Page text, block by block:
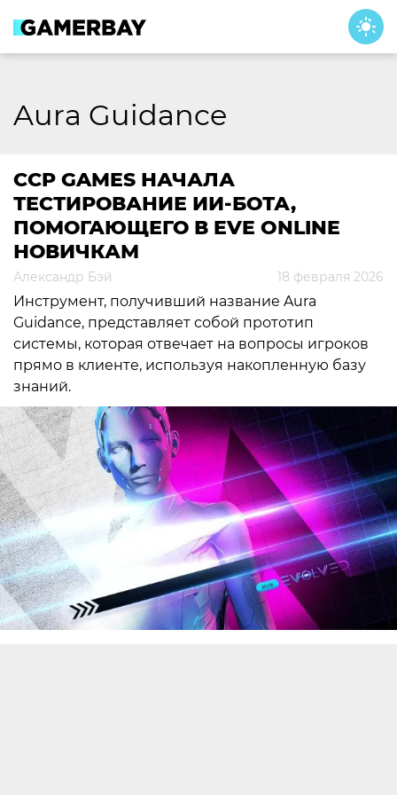
content
Aura Guidance
CCP GAMES НАЧАЛА
ТЕСТИРОВАНИЕ ИИ-БОТА,
ПОМОГАЮЩЕГО В EVE ONLINE
НОВИЧКАМ
Александр Бэй 18 февраля 2026
Инструмент, получивший название Aura
Guidance, представляет собой прототип
системы, которая отвечает на вопросы игроков
прямо в клиенте, используя накопленную базу
знаний.